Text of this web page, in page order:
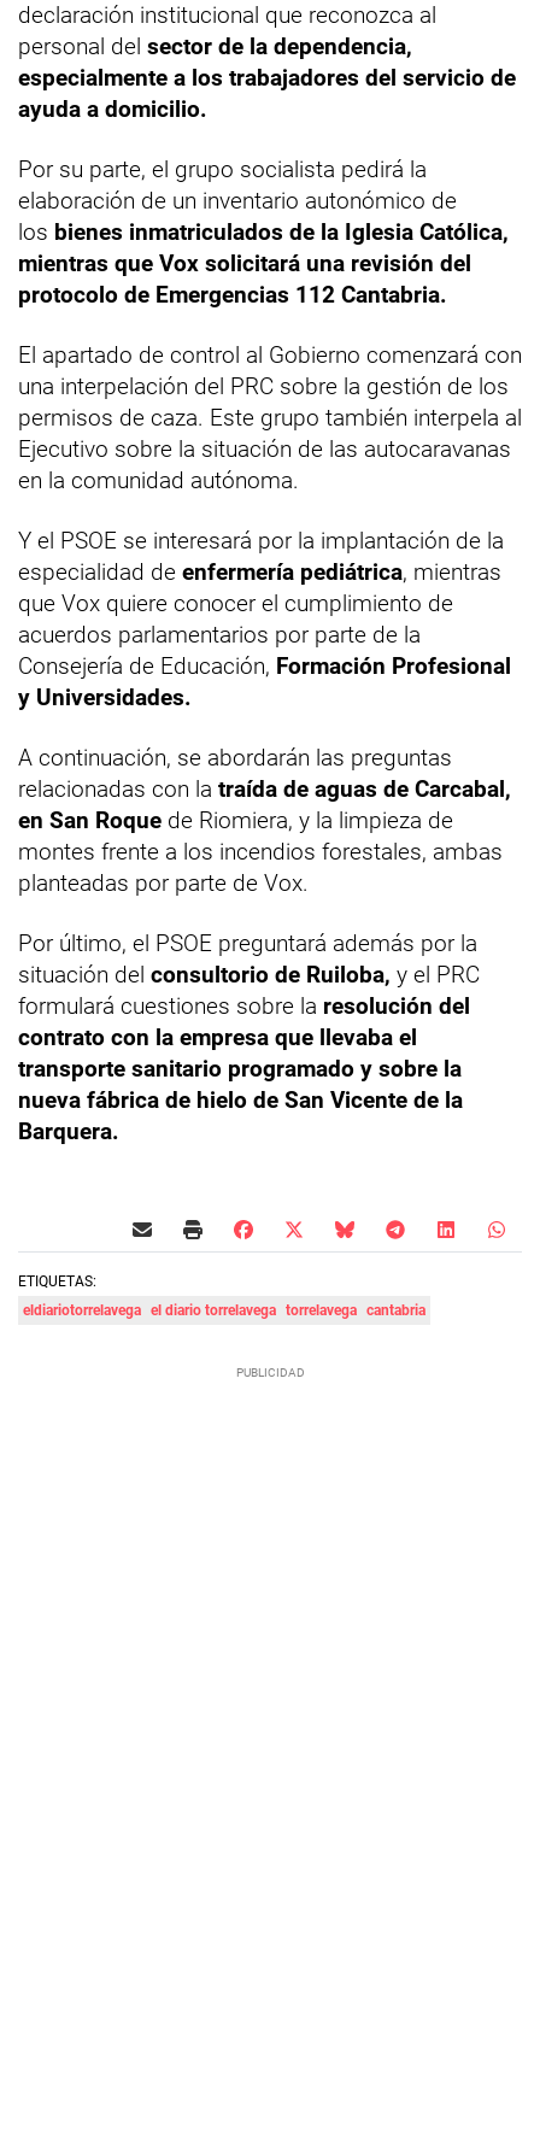
declaración institucional que reconozca al
personal del sector de la dependencia,
especialmente a los trabajadores del servicio de
ayuda a domicilio.
Por su parte, el grupo socialista pedirá la
elaboración de un inventario autonómico de
los bienes inmatriculados de la Iglesia Católica,
mientras que Vox solicitará una revisión del
protocolo de Emergencias 112 Cantabria.
El apartado de control al Gobierno comenzará con
una interpelación del PRC sobre la gestión de los
permisos de caza. Este grupo también interpela al
Ejecutivo sobre la situación de las autocaravanas
en la comunidad autónoma.
Y el PSOE se interesará por la implantación de la
especialidad de enfermería pediátrica, mientras
que Vox quiere conocer el cumplimiento de
acuerdos parlamentarios por parte de la
Consejería de Educación, Formación Profesional
y Universidades.
A continuación, se abordarán las preguntas
relacionadas con la traída de aguas de Carcabal,
en San Roque de Riomiera, y la limpieza de
montes frente a los incendios forestales, ambas
planteadas por parte de Vox.
Por último, el PSOE preguntará además por la
situación del consultorio de Ruiloba, y el PRC
formulará cuestiones sobre la resolución del
contrato con la empresa que llevaba el
transporte sanitario programado y sobre la
nueva fábrica de hielo de San Vicente de la
Barquera.
ETIQUETAS:
eldiariotorrelavega el diario torrelavega torrelavega cantabria